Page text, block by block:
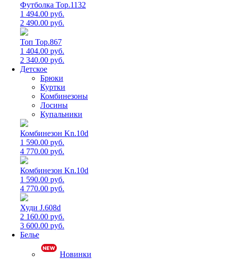
Футболка Top.1132
1 494.00 руб.
2 490.00 руб.
Топ Top.867
1 404.00 руб.
2 340.00 руб.
Детское
Брюки
Куртки
Комбинезоны
Лосины
Купальники
Комбинезон Kn.10d
1 590.00 руб.
4 770.00 руб.
Комбинезон Kn.10d
1 590.00 руб.
4 770.00 руб.
Худи J.608d
2 160.00 руб.
3 600.00 руб.
Белье
Новинки